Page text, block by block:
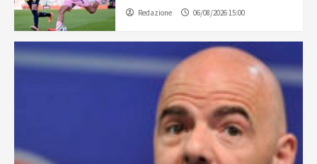
Redazione 06/08/2026 15:00